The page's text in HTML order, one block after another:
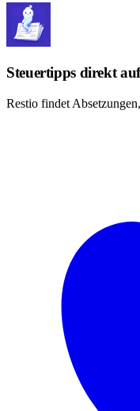
Steuertipps direkt
Restio findet